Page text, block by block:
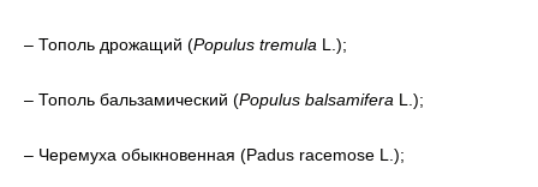
– Тополь дрожащий (Populus tremula L.);
– Тополь бальзамический (Populus balsamifera L.);
– Черемуха обыкновенная (Padus racemose L.);